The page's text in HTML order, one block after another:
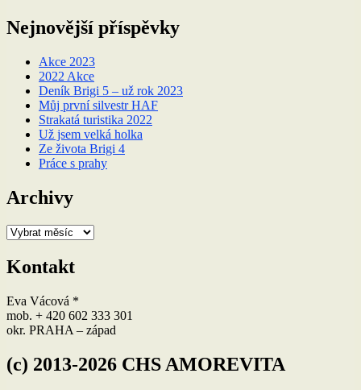
Nejnovější příspěvky
Akce 2023
2022 Akce
Deník Brigi 5 – už rok 2023
Můj první silvestr HAF
Strakatá turistika 2022
Už jsem velká holka
Ze života Brigi 4
Práce s prahy
Archivy
Archivy
Kontakt
Eva Vácová *
mob. + 420 602 333 301
okr. PRAHA – západ
(c) 2013-2026 CHS AMOREVITA